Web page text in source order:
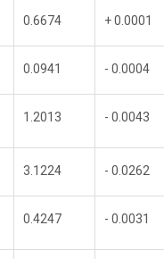
0.6674 + 0.0001
0.0941 - 0.0004
1.2013 - 0.0043
3.1224 - 0.0262
0.4247 - 0.0031